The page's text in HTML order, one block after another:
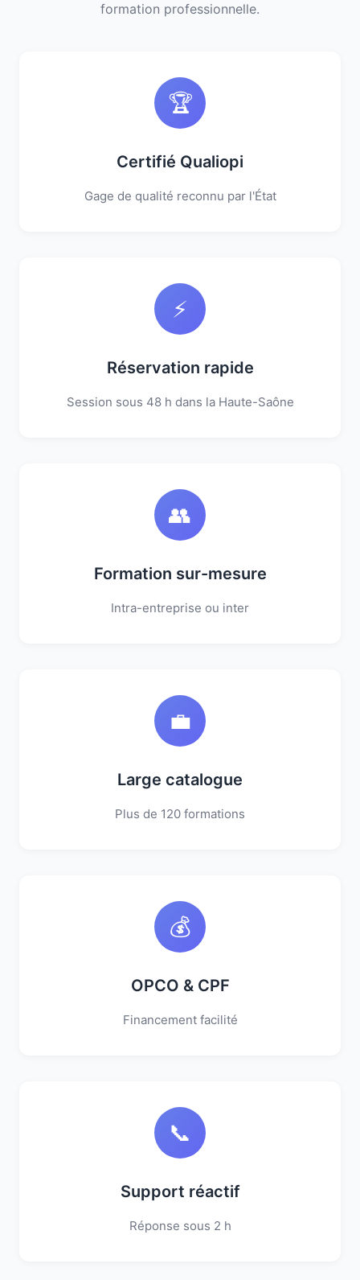
formation professionnelle.
🏆
Certifié Qualiopi
Gage de qualité reconnu par l'État
⚡
Réservation rapide
Session sous 48 h dans la Haute-Saône
👥
Formation sur-mesure
Intra-entreprise ou inter
💼
Large catalogue
Plus de 120 formations
💰
OPCO & CPF
Financement facilité
📞
Support réactif
Réponse sous 2 h